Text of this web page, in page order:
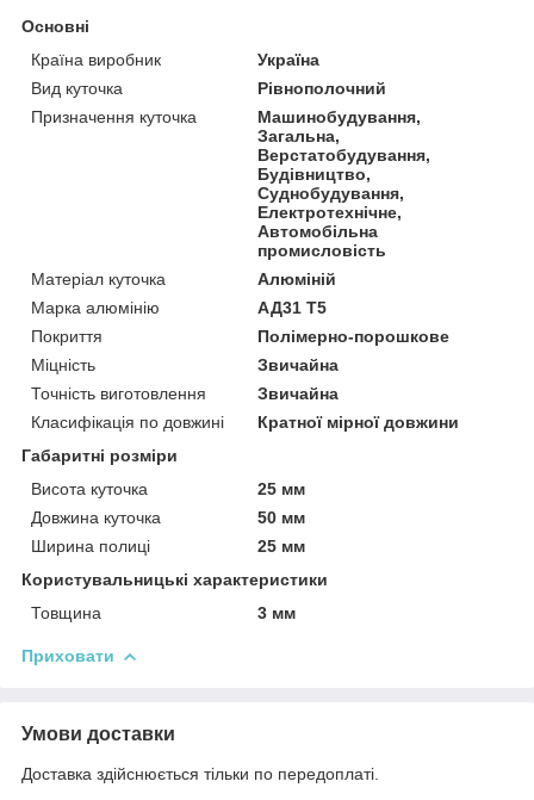
Основні
Країна виробник
Україна
Вид куточка
Рівнополочний
Призначення куточка
Машинобудування,
Загальна,
Верстатобудування,
Будівництво,
Суднобудування,
Електротехнічне,
Автомобільна
промисловість
Матеріал куточка
Алюміній
Марка алюмінію
АД31 Т5
Покриття
Полімерно-порошкове
Міцність
Звичайна
Точність виготовлення
Звичайна
Класифікація по довжині
Кратної мірної довжини
Габаритні розміри
Висота куточка
25 мм
Довжина куточка
50 мм
Ширина полиці
25 мм
Користувальницькі характеристики
Товщина
3 мм
Приховати
Умови доставки
Доставка здійснюється тільки по передоплаті.